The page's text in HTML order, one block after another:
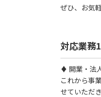
ぜひ、お気
対応業務
♦ 開業・法
これから事
せていただき